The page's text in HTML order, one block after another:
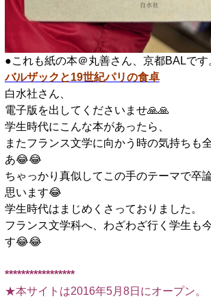
●これも紙の本＠丸善さん、京都BALです
バルザックと19世紀パリの食卓
白水社さん、
電子版を出してくださいませ🙏🙏
学生時代にこんな本があったら、
またフランス文学に向かう時の気持ちも
あ😂😂
ちゃっかり真似してこの手のテーマで卒
思います😂
学生時代はまじめくさっておりました。
フランス文学科へ、わざわざ行く学生も
す😂😂
*****************
★本サイトは2016年5月8日にオープン。